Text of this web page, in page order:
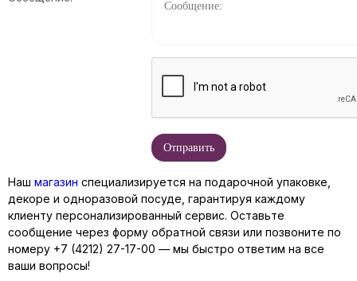
Наш магазин специализируется на подарочной упаковке,
декоре и одноразовой посуде, гарантируя каждому
клиенту персонализированный сервис. Оставьте
сообщение через форму обратной связи или позвоните по
номеру +7 (4212) 27-17-00 — мы быстро ответим на все
ваши вопросы!